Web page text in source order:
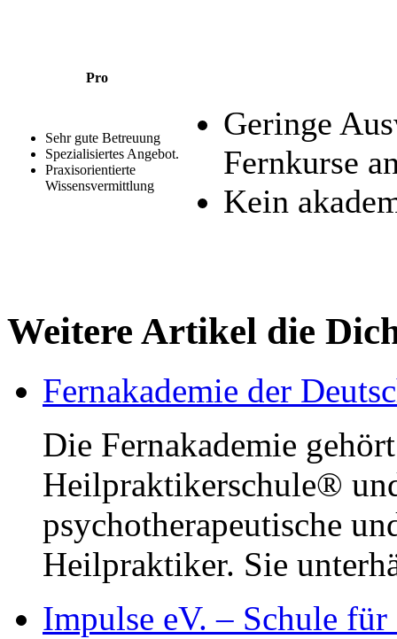
Pro
Sehr gute Betreuung
Spezialisiertes Angebot.
Praxisorientierte
Wissensvermittlung
Geringe
Fernkurse
Kein
Weitere Artikel die
Fernakademie der
Die Fernakademie
Heilpraktikerschule®
psychotherapeutische
Heilpraktiker. Sie
Impulse eV. – Schule